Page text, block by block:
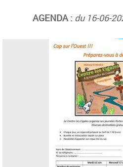
AGENDA : du 16-06-